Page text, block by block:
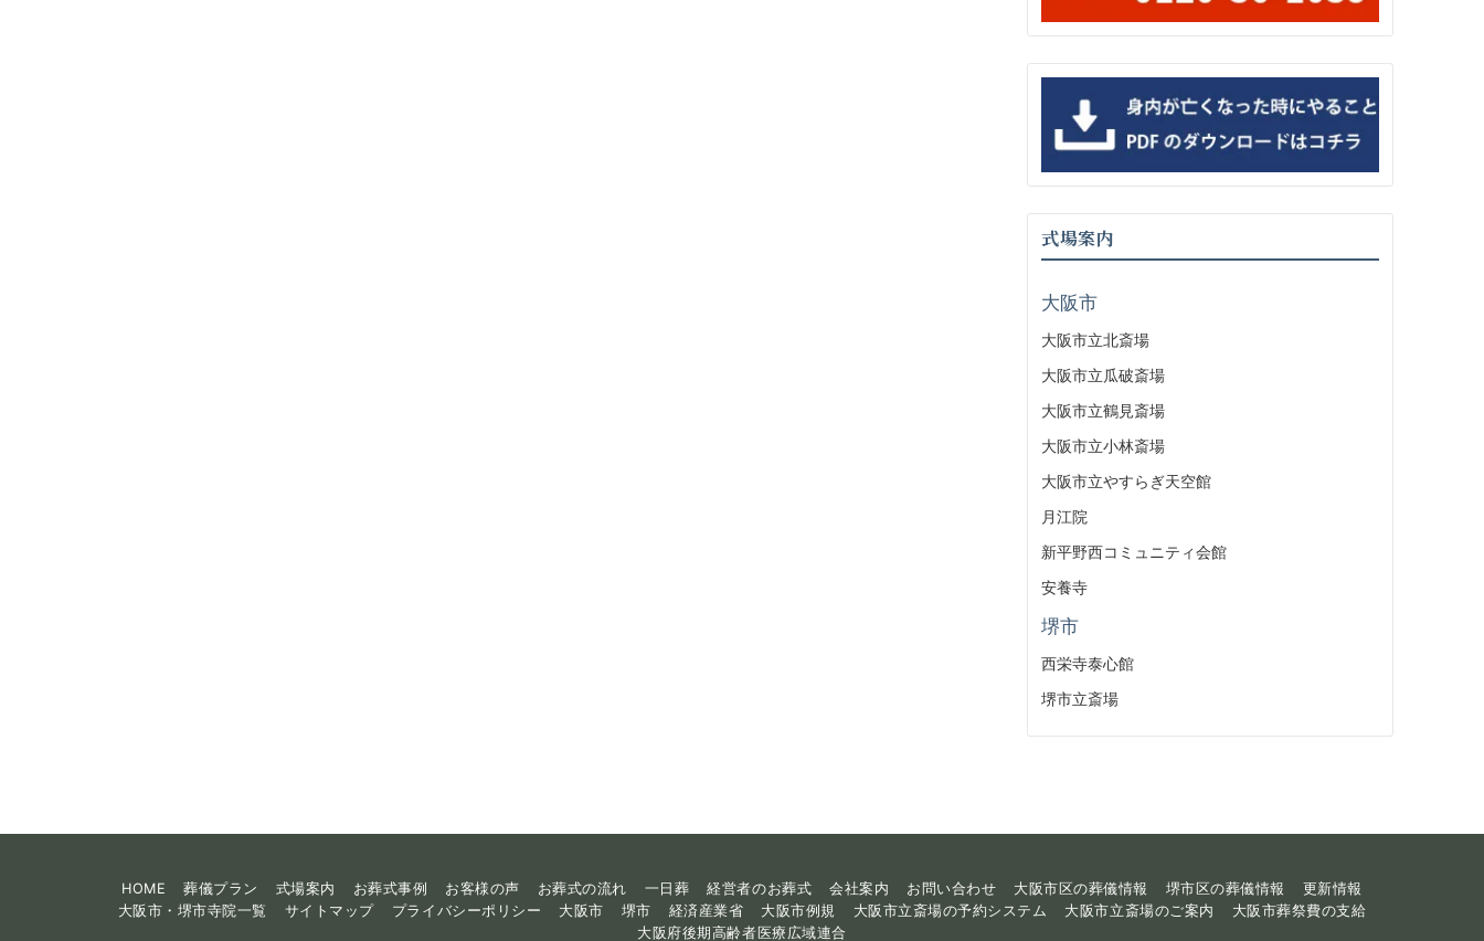
式場案内
大阪市
大阪市立北斎場
大阪市立瓜破斎場
大阪市立鶴見斎場
大阪市立小林斎場
大阪市立やすらぎ天空館
月江院
新平野西コミュニティ会館
安養寺
堺市
西栄寺泰心館
堺市立斎場
HOME 葬儀プラン 式場案内 お葬式事例 お客様の声 お葬式の流れ 一日葬 経営者のお葬式 会社案内 お問い合わせ 大阪市区の葬儀情報 堺市区の葬儀情報
更新情報
大阪市・堺市寺院一覧
サイトマップ プライバシーポリシー 大阪市 堺市 経済産業省 大阪市例規 大阪市立斎場の予約システム 大阪市立斎場のご案内
大阪市葬祭費の支給
大阪府後期高齢者医療広域連合